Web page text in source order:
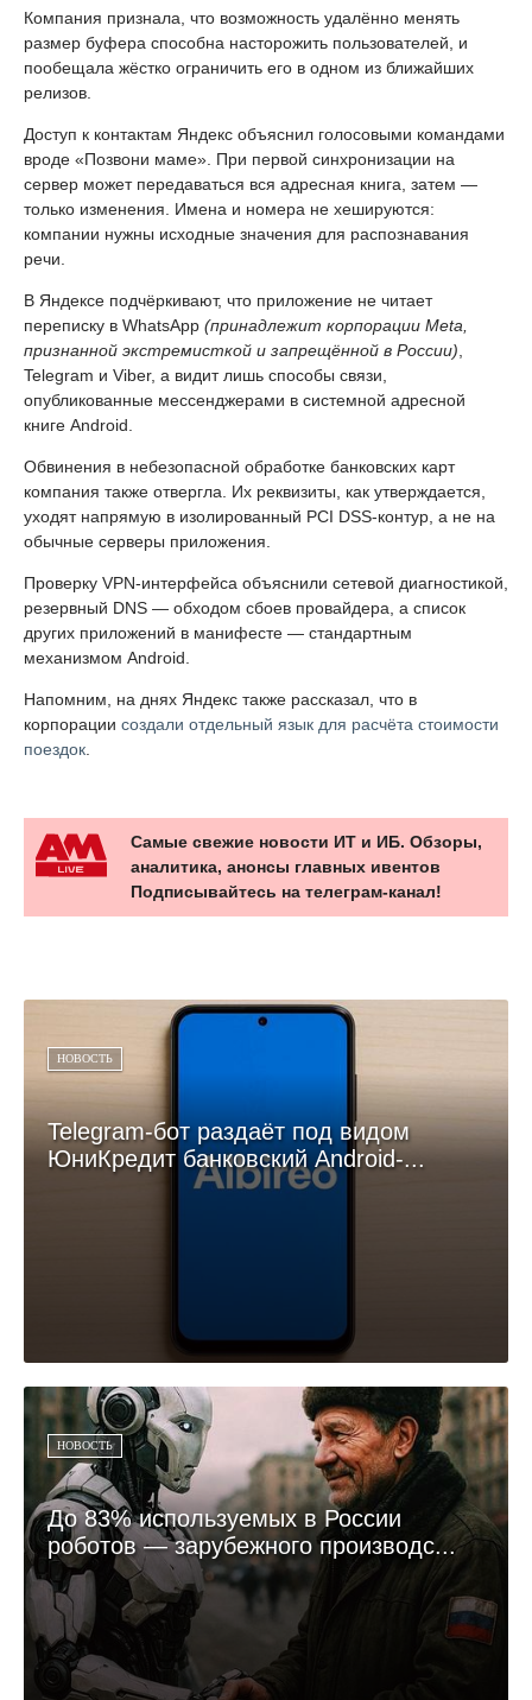
Компания признала, что возможность удалённо менять
размер буфера способна насторожить пользователей, и
пообещала жёстко ограничить его в одном из ближайших
релизов.
Доступ к контактам Яндекс объяснил голосовыми командами
вроде «Позвони маме». При первой синхронизации на
сервер может передаваться вся адресная книга, затем —
только изменения. Имена и номера не хешируются:
компании нужны исходные значения для распознавания
речи.
В Яндексе подчёркивают, что приложение не читает
переписку в WhatsApp (принадлежит корпорации Meta,
признанной экстремисткой и запрещённой в России)
Telegram и Viber, а видит лишь способы связи,
опубликованные мессенджерами в системной адресной
книге Android.
Обвинения в небезопасной обработке банковских карт
компания также отвергла. Их реквизиты, как утверждается,
уходят напрямую в изолированный PCI DSS-контур, а не на
обычные серверы приложения.
Проверку VPN-интерфейса объяснили сетевой диагностикой,
резервный DNS — обходом сбоев провайдера, а список
других приложений в манифесте — стандартным
механизмом Android.
Напомним, на днях Яндекс также рассказал, что в
корпорации создали отдельный язык для расчёта стоимости
поездок
Самые свежие новости ИТ и ИБ. Обзоры,
аналитика, анонсы главных ивентов
Подписывайтесь на телеграм-канал!
НОВОСТЬ
Telegram-бот раздаёт под видом
ЮниКредит банковский Android-...
НОВОСТЬ
До 83% используемых в России
роботов — зарубежного производс...